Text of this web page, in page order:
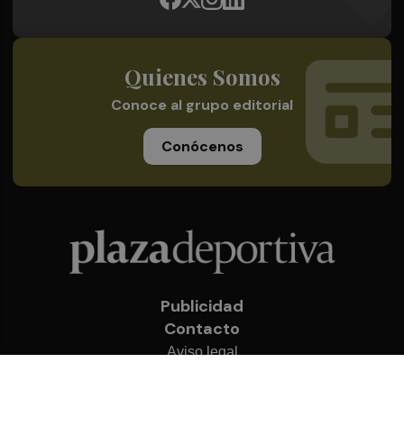
Quienes Somos
Conoce al grupo editorial
Conócenos
Publicidad
Contacto
Aviso legal